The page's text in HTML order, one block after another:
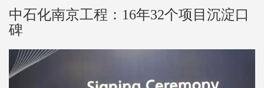
中石化南京工程：16年32个项目沉淀口
碑